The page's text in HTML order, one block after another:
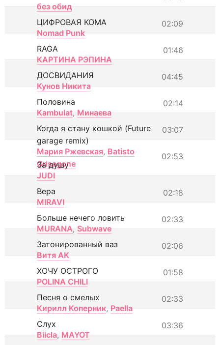
без обид
02:09
ЦИФРОВАЯ КОМА
Nomad Punk
01:46
RAGA
КАРТИНА РЭПИНА
04:45
ДОСВИДАНИЯ
Кунов Никита
02:14
Половина
Kambulat, Минаева
03:07
Когда я стану кошкой (Future
garage remix)
Мария Ржевская, Batisto
Grisagone
02:53
За душу
JUDI
02:18
Вера
MIRAVI
02:33
Больше нечего ловить
MURANA, Subwave
02:06
Затонированный ваз
Витя АК
01:58
ХОЧУ ОСТРОГО
POLINA CHILI
02:33
Песня о смелых
Кирилл Коперник, Paella
03:36
Слух
Biicla, MAYOT